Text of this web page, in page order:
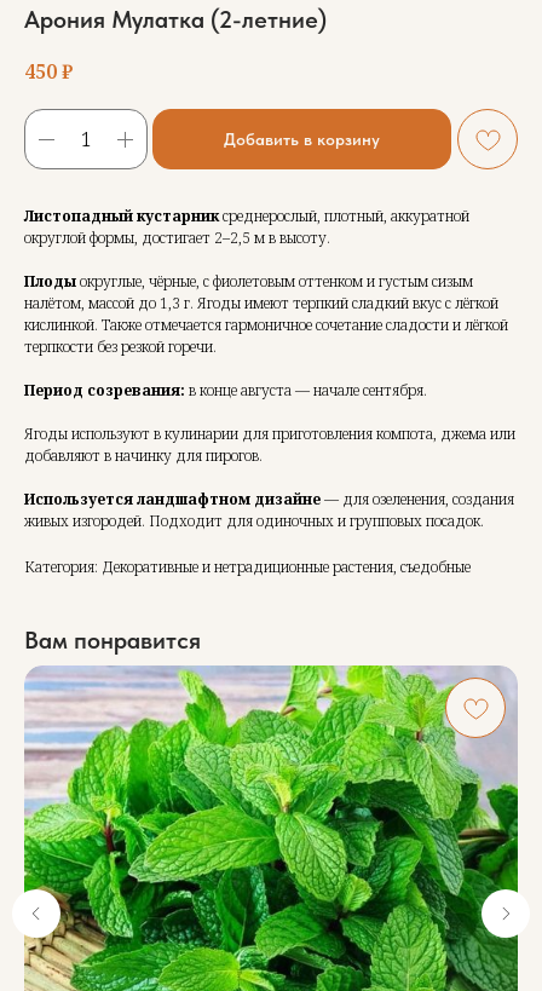
Арония Мулатка (2-летние)
450₽
Добавить в корзину
Листопадный кустарниксреднерослый, плотный, аккуратной
округлой формы, достигает 2–2,5 м в высоту.
Плодыокруглые, чёрные, с фиолетовым оттенком и густым сизым
налётом, массой до 1,3 г. Ягоды имеют терпкий сладкий вкус с лёгкой
кислинкой. Также отмечается гармоничное сочетание сладости и лёгкой
терпкости без резкой горечи.
Период созревания: в конце августа — начале сентября.
Ягоды используют в кулинарии для приготовления компота, джема или
добавляют в начинку для пирогов.
Используется ландшафтном дизайне— для озеленения, создания
живых изгородей. Подходит для одиночных и групповых посадок.
Категория: Декоративные и нетрадиционные растения, съедобные
Вам понравится